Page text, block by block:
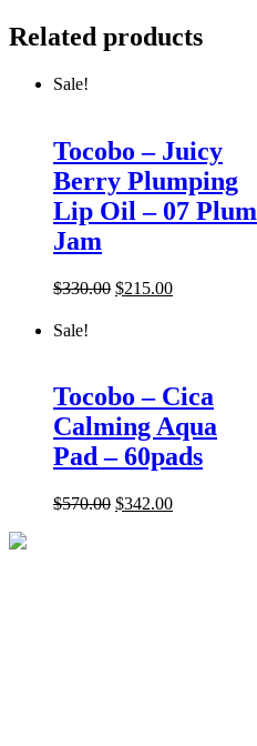
-
03
Cherry
Related products
Sale!
Tocobo – Juicy
Berry Plumping
Lip Oil – 07 Plum
Jam
$330.00 $215.00
Sale!
Tocobo – Cica
Calming Aqua
Pad – 60pads
$570.00 $342.00